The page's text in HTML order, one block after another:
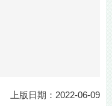
上版日期：2022-06-09